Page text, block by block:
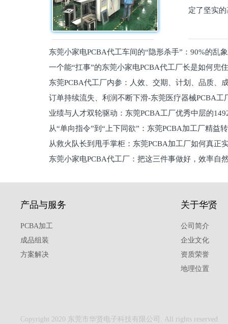
定了坚实
东莞小家电PCBA代工车间的“隐形杀手”：90%的乱
员工一个能“扛事”的东莞小家电PCBA代工厂长是如何兜
东莞PCBA代工厂内参：人效、交期、计划、品质
维锁客法则
订单持续流失、利润不断下滑-东莞医疗器械PCBA工
理死穴必须堵住
业绩与人才双轮驱动：东莞PCBA工厂优秀中层的
从“单向指令”到“上下同欲”：东莞PCBA加工厂精益
关键从救火队长到甩手掌柜：东莞PCBA加工厂如何真正
东莞小家电PCBA代工厂：把这三件事做好，效率自
产品与服务
PCBA加工
成品组装
方案解决
关于华贤
公司简介
企业文化
资质荣誉
地理位置
Copyright 2020 东莞市华贤电子科技有限公司. All rights reserved